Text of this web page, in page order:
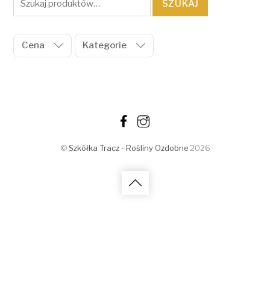
SZUKAJ
Cena Kategorie
© Szkółka Tracz - Rośliny Ozdobne2026